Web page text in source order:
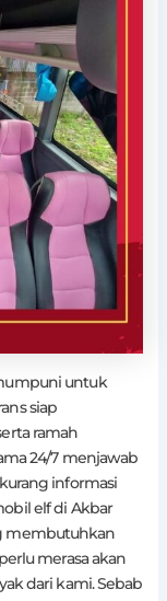
untuk
siap
ramah
24/7 menjawab
informasi
elf di Akbar
membutuhkan
merasa akan
dari kami. Sebab